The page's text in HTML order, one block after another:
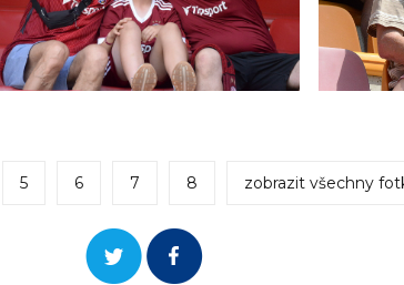
5 6 7 8 zobrazit všechny